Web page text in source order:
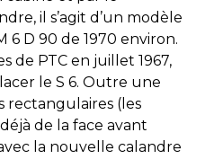
il s’agit d’un modèle
6 D 90 de 1970 environ.
de PTC en juillet 1967,
le S 6. Outre une
rectangulaires (les
de la face avant
la nouvelle calandre